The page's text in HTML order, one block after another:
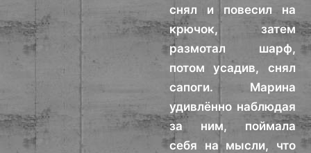
снял и повесил на
крючок, затем
размотал шарф,
потом усадив, снял
сапоги. Марина
удивлённо наблюдая
за ним, поймала
себя на мысли, что